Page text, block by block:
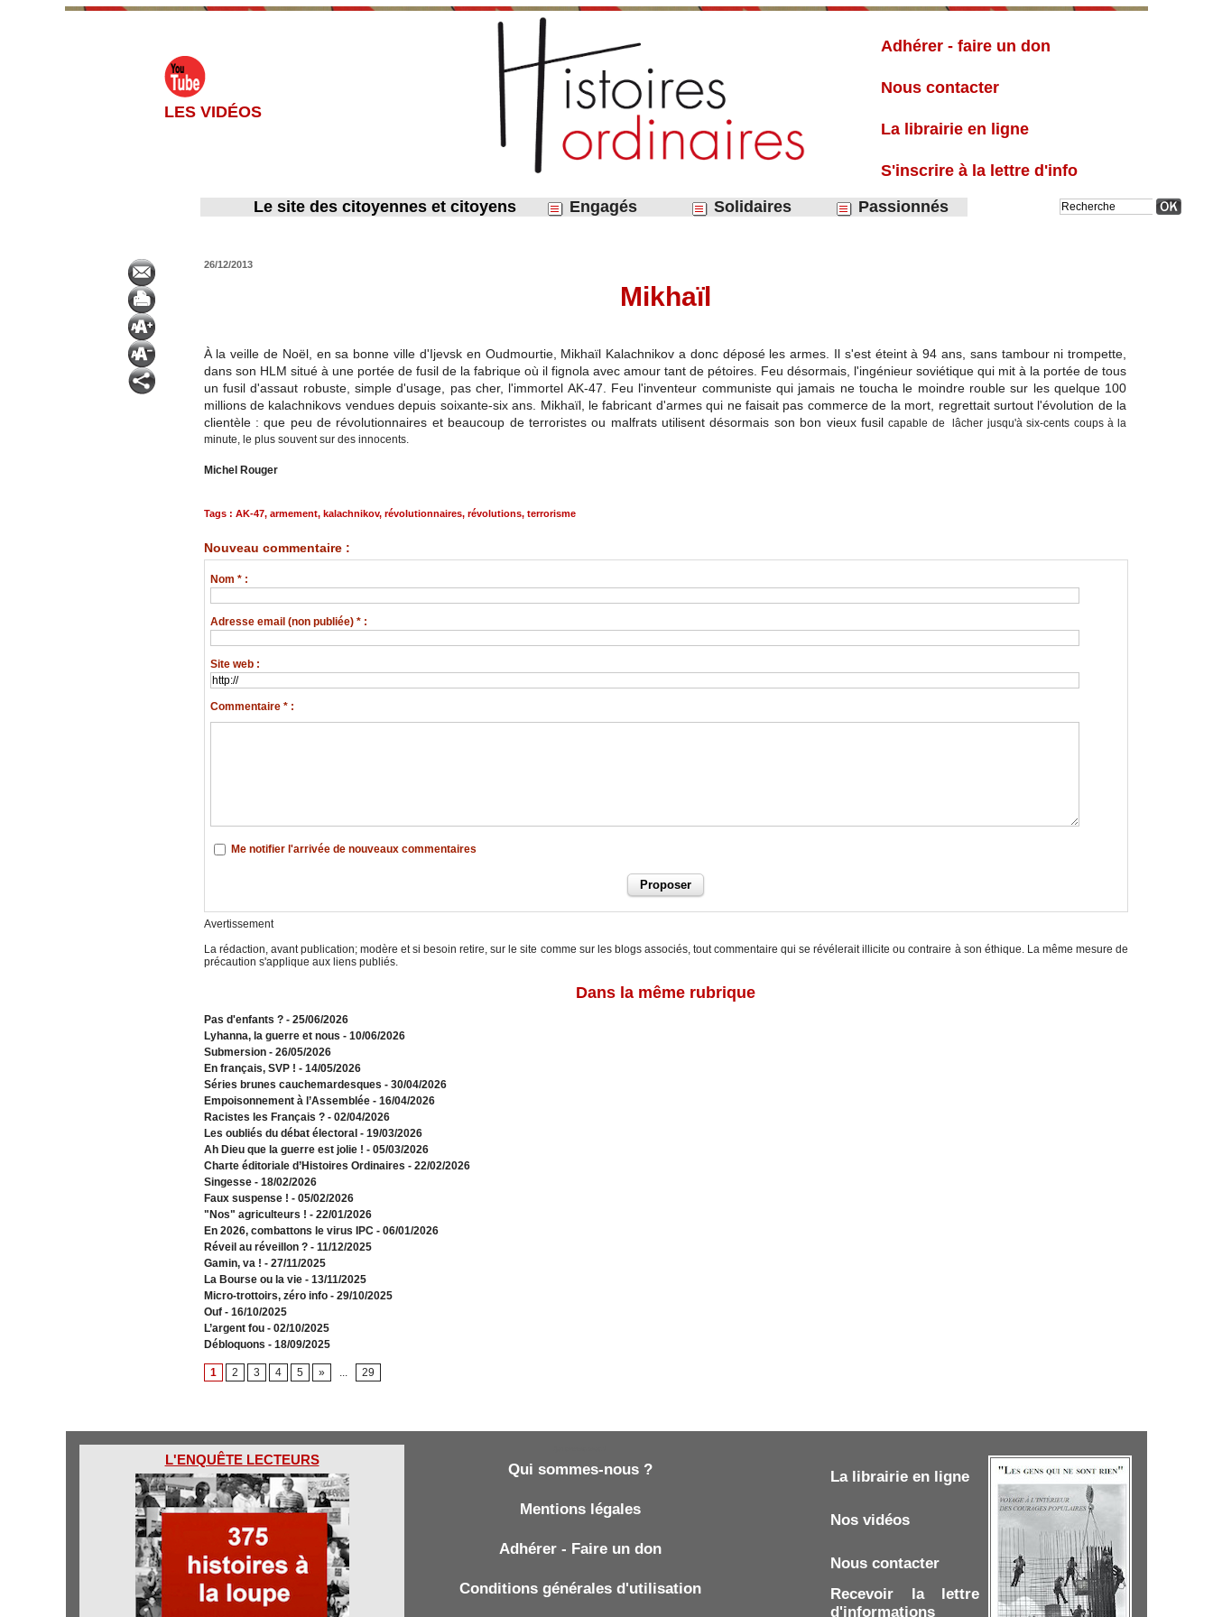
LES VIDÉOS
Adhérer - faire un don
Nous contacter
La librairie en ligne
S'inscrire à la lettre d'info
Le site des citoyennes et citoyens
Engagés Solidaires Passionnés
26/12/2013
Mikhaïl
À la veille de Noël, en sa bonne ville d'Ijevsk en Oudmourtie, Mikhaïl Kalachnikov a donc déposé les armes. Il s'est éteint à 94 ans, sans tambour ni trompette,
dans son HLM situé à une portée de fusil de la fabrique où il fignola avec amour tant de pétoires. Feu désormais, l'ingénieur soviétique qui mit à la portée de tous
un fusil d'assaut robuste, simple d'usage, pas cher, l'immortel AK-47. Feu l'inventeur communiste qui jamais ne toucha le moindre rouble sur les quelque 100
millions de kalachnikovs vendues depuis soixante-six ans. Mikhaïl, le fabricant d'armes qui ne faisait pas commerce de la mort, regrettait surtout l'évolution de la
clientèle : que peu de révolutionnaires et beaucoup de terroristes ou malfrats utilisentdésormais son bon vieux fusilcapable de lâcher jusqu'à six-cents coups à la
minute, le plus souvent sur des innocents.
Michel Rouger
Tags: AK-47, armement, kalachnikov, révolutionnaires, révolutions, terrorisme
Nouveau commentaire :
Nom * :
Adresse email (non publiée) * :
Site web :
Commentaire * :
Me notifier l'arrivée de nouveaux commentaires
Avertissement
La rédaction, avant publication; modère et si besoin retire, sur le site comme sur les blogs associés, tout commentaire qui se révélerait illicite ou contraire à son éthique. La même mesure de
précaution s'applique aux liens publiés.
Dans la même rubrique
Pas d'enfants ? - 25/06/2026
​Lyhanna, la guerre et nous - 10/06/2026
Submersion - 26/05/2026
En français, SVP ! - 14/05/2026
​Séries brunes cauchemardesques - 30/04/2026
Empoisonnement à l’Assemblée­ - 16/04/2026
Racistes les Français ? - 02/04/2026
​Les oubliés du débat électoral - 19/03/2026
Ah Dieu que la guerre est jolie ! - 05/03/2026
Charte éditoriale d’Histoires Ordinaires - 22/02/2026
Singesse - 18/02/2026
Faux suspense ! - 05/02/2026
"Nos" agriculteurs ! - 22/01/2026
En 2026, combattons le virus IPC - 06/01/2026
Réveil au réveillon ? - 11/12/2025
Gamin, va ! - 27/11/2025
​La Bourse ou la vie - 13/11/2025
Micro-trottoirs, zéro info - 29/10/2025
Ouf - 16/10/2025
L’argent fou - 02/10/2025
Débloquons - 18/09/2025
1 2 3 4 5 » ... 29
L'ENQUÊTE LECTEURS
Qui sommes-nous ?
Mentions légales
Adhérer - Faire un don
Conditions générales d'utilisation
La librairie en ligne
Nos vidéos
Nous contacter
Recevoir la lettre
d'informations